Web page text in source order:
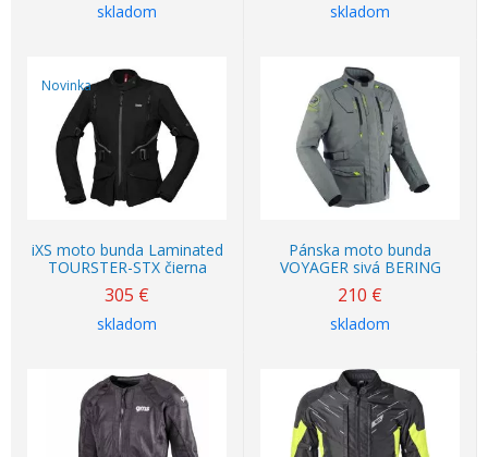
skladom skladom
Novinka
iXS moto bunda Laminated
TOURSTER-STX čierna
305 €
skladom
Pánska moto bunda
VOYAGER sivá BERING
210 €
skladom